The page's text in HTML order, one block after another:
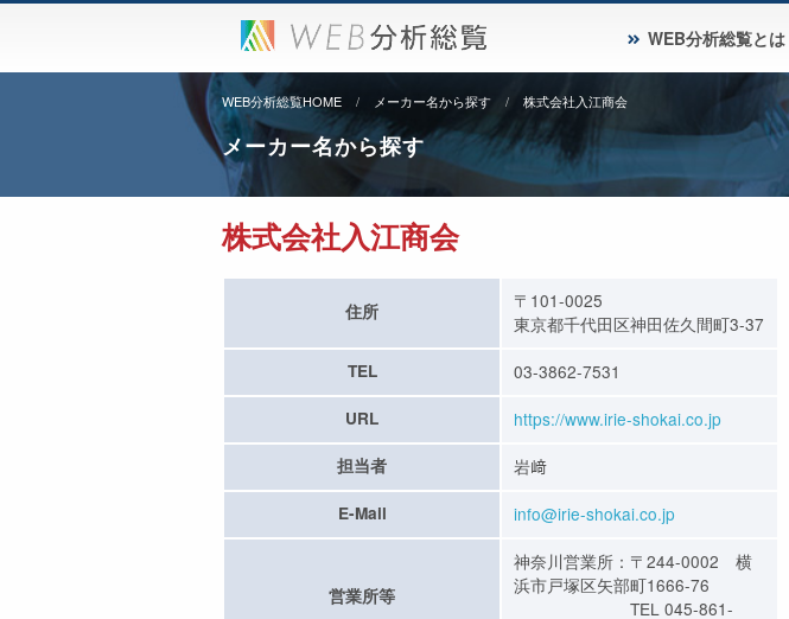
WEB分析総覧とは
WEB分析総覧HOME メーカー名から探す 株式会社入江商会
メーカー名から探す
株式会社入江商会
住所
〒101-0025
東京都千代田区神田佐久間町3-37
TEL 03-3862-7531
URL https://www.irie-shokai.co.jp
担当者 岩﨑
E-Mail info@irie-shokai.co.jp
営業所等
神奈川営業所：〒244-0002 横
浜市戸塚区矢部町1666-76
TEL 045-861-